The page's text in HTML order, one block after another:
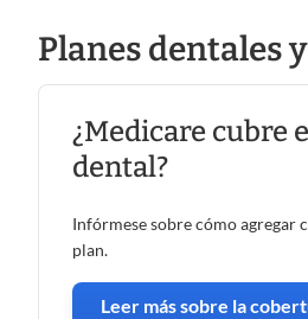
Planes dentales
¿Medicare cubre
dental?
Infórmese sobre cómo agregar
plan.
Leer más sobre la